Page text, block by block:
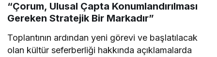
“Çorum, Ulusal Çapta Konumlandırılması
Gereken Stratejik Bir Markadır”
Toplantının ardından yeni görevi ve başlatılacak
olan kültür seferberliği hakkında açıklamalarda